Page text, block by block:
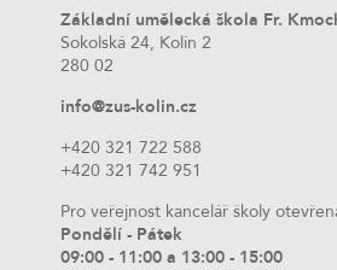
Základní umělecká škola Fr.
Sokolská 24, Kolín 2
280 02
info@zus-kolin.cz
+420 321 722 588
+420 321 742 951
Pro veřejnost kancelář školy
Pondělí - Pátek
09:00 - 11:00 a 13:00 - 15:00